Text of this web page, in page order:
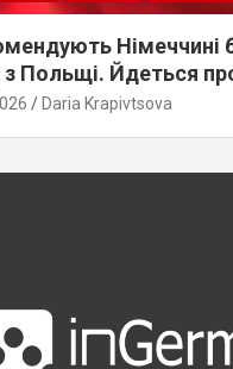
Німеччині
Польщі. Йдеться
Daria Krapivtsova